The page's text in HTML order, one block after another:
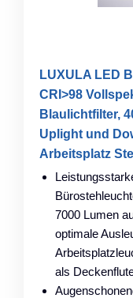
LUXULA LED
CRI>98
Blaulichtfilter,
Uplight und
Arbeitsplatz
7000 Lumen
optimale
als